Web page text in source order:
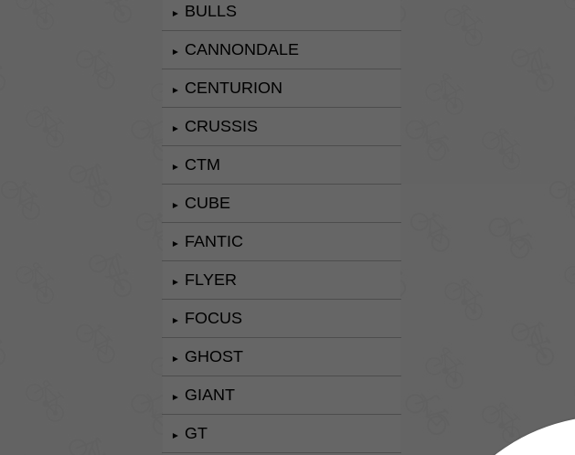
► BULLS
► CANNONDALE
► CENTURION
► CRUSSIS
► CTM
► CUBE
► FANTIC
► FLYER
► FOCUS
► GHOST
► GIANT
► GT